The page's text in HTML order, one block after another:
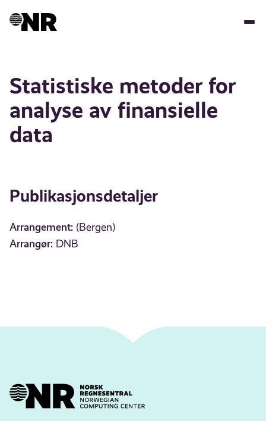
Statistiske metoder for
analyse av finansielle
data
Publikasjonsdetaljer
Arrangement: (Bergen)
Arrangør: DNB